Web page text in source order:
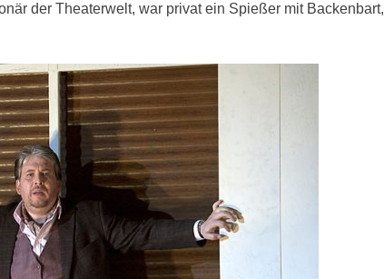
der Theaterwelt, war privat ein Spießer mit Backenbart,